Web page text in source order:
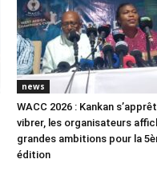
news
WACC 2026 : Kankan
vibrer, les organisateurs
grandes ambitions pour la
édition